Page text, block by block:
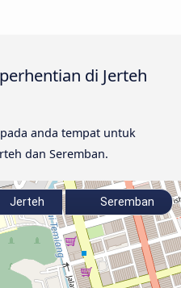
di Jerteh
anda tempat untuk
dan Seremban.
Jerteh Seremban